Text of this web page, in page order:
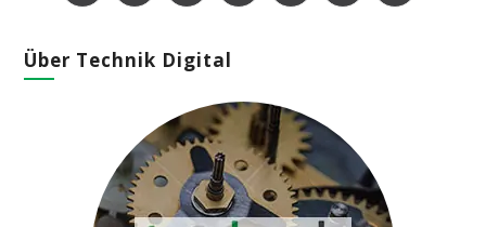
Über Technik Digital